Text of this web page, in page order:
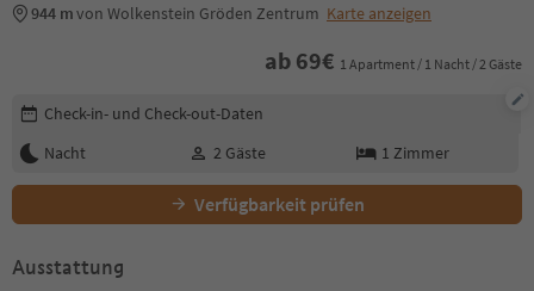
944 mvon Wolkenstein Gröden Zentrum Karte anzeigen
ab 69€ 1 Apartment / 1 Nacht / 2 Gäste
Buchungsdetails bearbeiten
Check-in- und Check-out-Daten
Nacht
2 Gäste 1 Zimmer
Verfügbarkeit prüfen
Ausstattung